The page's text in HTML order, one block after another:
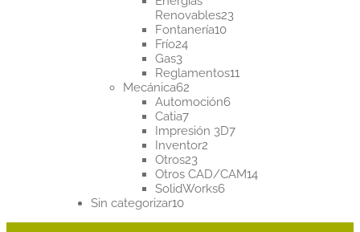
Renovables2323
Fontanería1010
Frío2424
Gas33
productos
Reglamentos1111
Mecánica6262
productos
Automoción66
Catia77
productos
Impresión 3D77
Inventor22
Otros2323
productos
Otros CAD/CAM1414
SolidWorks66
Sin categorizar1010